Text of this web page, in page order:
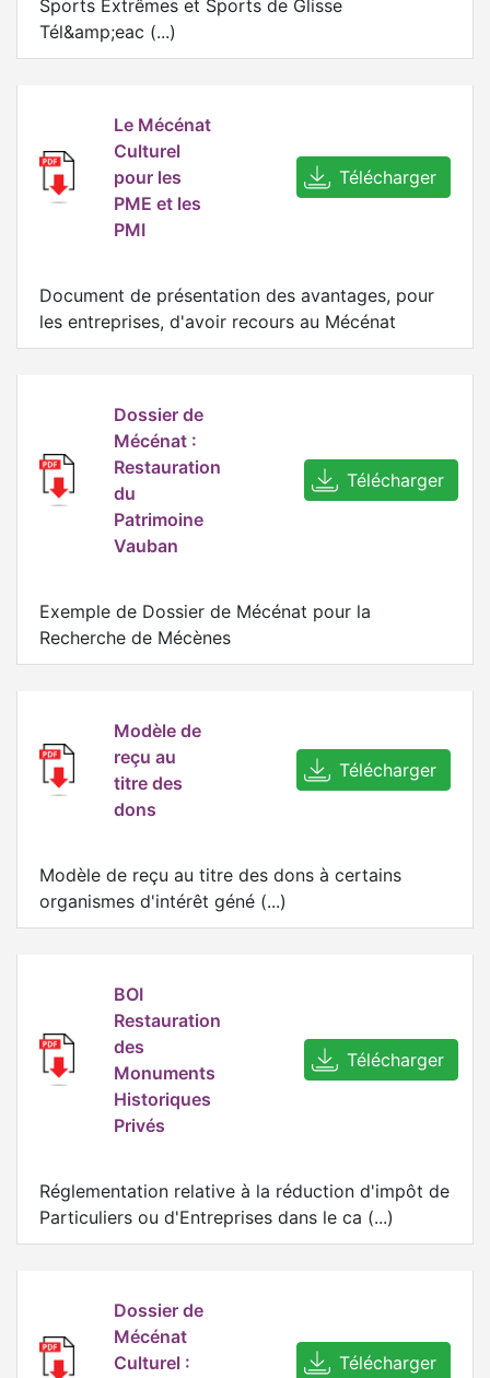
Sports Extrêmes et Sports de Glisse
Tél&amp;eac (...)
Le Mécénat
Culturel
pour les
PME et les
PMI
Télécharger
Document de présentation des avantages, pour
les entreprises, d'avoir recours au Mécénat
Dossier de
Mécénat :
Restauration
du
Patrimoine
Vauban
Télécharger
Exemple de Dossier de Mécénat pour la
Recherche de Mécènes
Modèle de
reçu au
titre des
dons
Télécharger
Modèle de reçu au titre des dons à certains
organismes d'intérêt géné (...)
BOI
Restauration
des
Monuments
Historiques
Privés
Télécharger
Réglementation relative à la réduction d'impôt de
Particuliers ou d'Entreprises dans le ca (...)
Dossier de
Mécénat
Culturel :
Télécharger